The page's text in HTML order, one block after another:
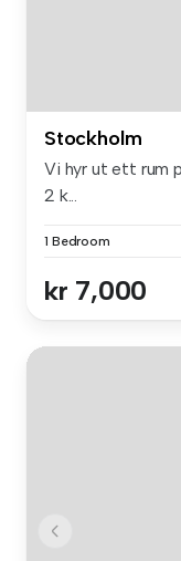
Stockholm
Vi hyr ut ett rum
2 k...
1 Bedroom
kr 7,000